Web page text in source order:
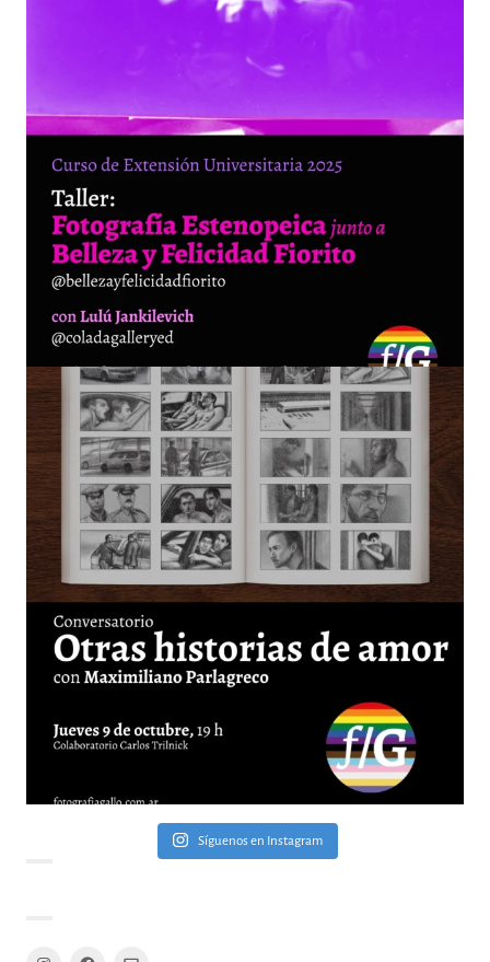
Síguenos en Instagram